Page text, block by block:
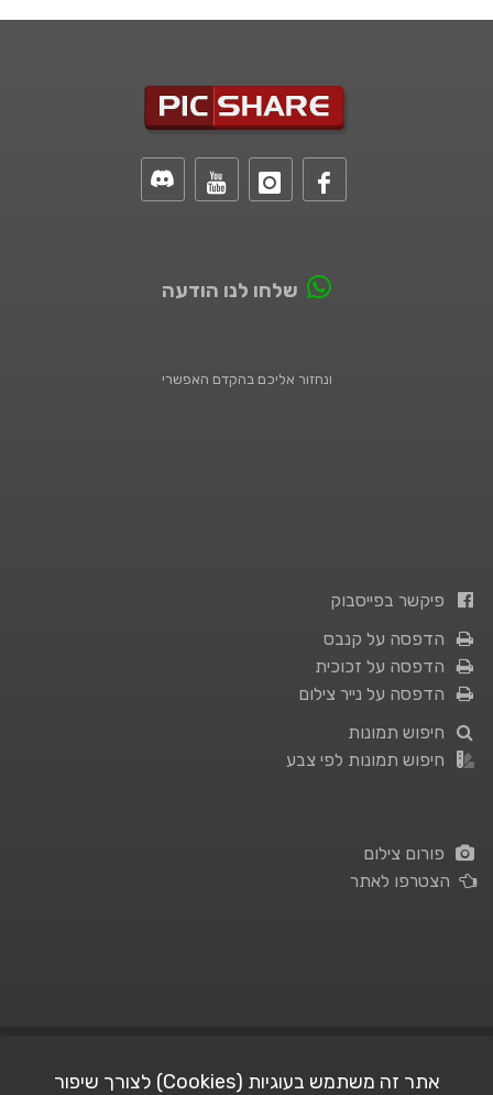
שלחו לנו הודעה
ונחזור אליכם בהקדם האפשרי
פיקשר בפייסבוק
הדפסה על קנבס
הדפסה על זכוכית
הדפסה על נייר צילום
חיפוש תמונות
חיפוש תמונות לפי צבע
פורום צילום
הצטרפו לאתר
אתר זה משתמש בעוגיות (Cookies) לצורך שיפור